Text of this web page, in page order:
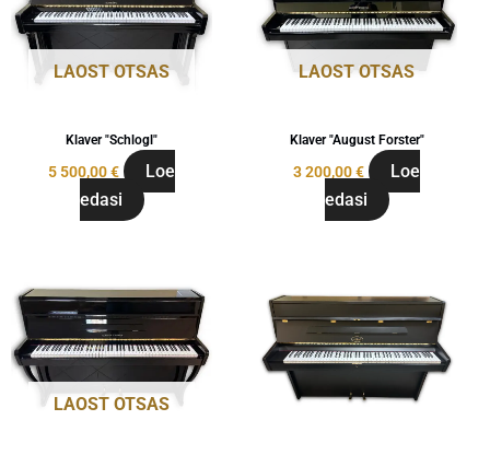
LAOST OTSAS
Klaver "Schlogl"
5 500,00€
Loe
edasi
LAOST OTSAS
Klaver "August Forster"
3 200,00€
Loe
edasi
LAOST OTSAS